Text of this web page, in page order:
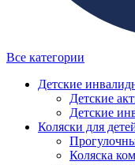
Все категории
Детские
Детские
Детские
Коляски для
Коляска